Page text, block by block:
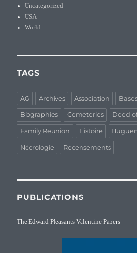
Uncategorized
USA
World
TAGS
AG Archives Association
Biographies Cemeteries Deed
Family Reunion Histoire
Nécrologie Recensements
PUBLICATIONS
The Edward Pleasants Valentine Papers